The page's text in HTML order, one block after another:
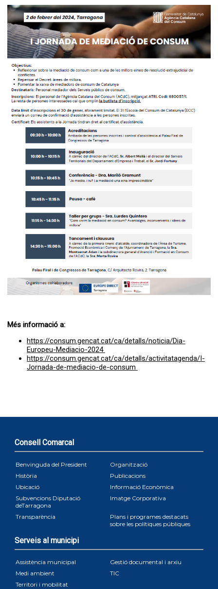
Més informació a:
https://consum.gencat.cat/ca/detalls/noticia/Dia-
Europeu-Mediacio-2024
https://consum.gencat.cat/ca/detalls/activitatagenda/I-
Jornada-de-mediacio-de-consum
Consell Comarcal
Benvinguda del President
Organització
Història
Publicacions
Ubicació
Informació Econòmica
Subvencions Diputació
deTarragona
Imatge Corporativa
Transparència
Plans i programes destacats
sobre les polítiques públiques
Serveis al municipi
Assistència municipal
Gestió documental i arxiu
Medi ambient
TIC
Territori i mobilitat